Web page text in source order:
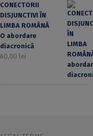
CONECTORII
DISJUNCTIVI ÎN
LIMBA ROMÂNĂ
O abordare
diacronică
60,00 lei